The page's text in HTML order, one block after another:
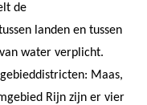
de
landen en tussen
water verplicht.
Maas,
Rijn zijn er vier